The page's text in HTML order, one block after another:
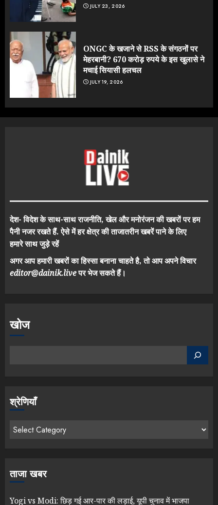
JULY 23, 2026
ONGC के खजाने से RSS के संगठनों पर
मेहरबानी? 670 करोड़ रुपये के इस खुलासे ने
मचाई सियासी हलचल
JULY 19, 2026
देश- विदेश के साथ-साथ राजनीति, खेल और मनोरंजन की खबरों पर हम
पैनी नजर रखते हैं. ऐसे में हर क्षेत्र की ताजातरीन खबरें पाने के लिए
हमारे साथ जुड़े रहें
अगर आप हमारी खबरों का हिस्सा बनाना चाहते है, तो आप अपने विचार
editor@dainik.liveपर भेज सकते हैं।
खोज
श्रेणियाँ
ताजा खबर
Yogi vs Modi: छिड़ गई आर-पार की लड़ाई, यूपी चुनाव में भाजपा